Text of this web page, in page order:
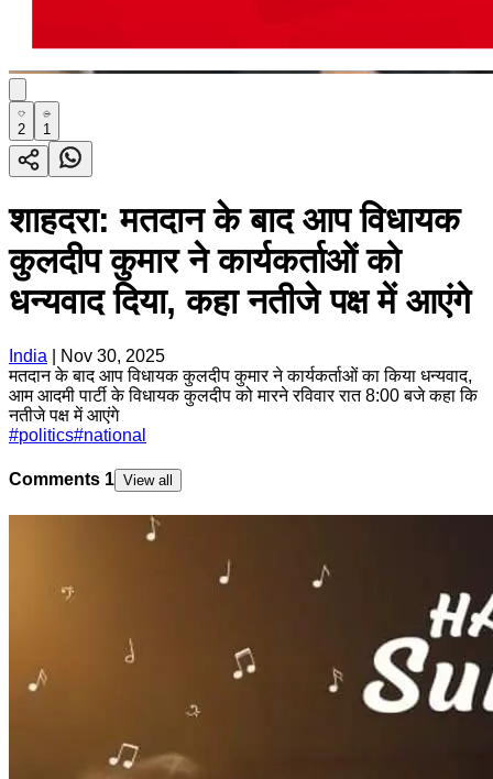
2 1
शाहदरा: मतदान के बाद आप विधायक
कुलदीप कुमार ने कार्यकर्ताओं को
धन्यवाद दिया, कहा नतीजे पक्ष में आएंगे
India
Nov 30, 2025
मतदान के बाद आप विधायक कुलदीप कुमार ने कार्यकर्ताओं का किया धन्यवाद,
आम आदमी पार्टी के विधायक कुलदीप को मारने रविवार रात 8:00 बजे कहा कि
नतीजे पक्ष में आएंगे
#politics#national
Comments 1 View all